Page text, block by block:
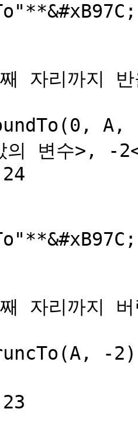
자리까지 반
A,
의 변수>, -
자리까지 버
-